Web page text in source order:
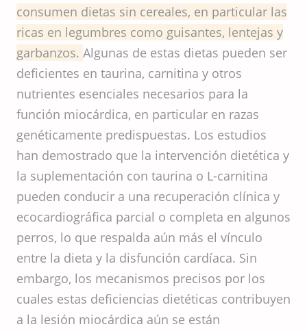
consumen dietas sin cereales, en particular las
ricas en legumbres como guisantes, lentejas y
garbanzos. Algunas de estas dietas pueden ser
deficientes en taurina, carnitina y otros
nutrientes esenciales necesarios para la
función miocárdica, en particular en razas
genéticamente predispuestas. Los estudios
han demostrado que la intervención dietética y
la suplementación con taurina o L-carnitina
pueden conducir a una recuperación clínica y
ecocardiográfica parcial o completa en algunos
perros, lo que respalda aún más el vínculo
entre la dieta y la disfunción cardíaca. Sin
embargo, los mecanismos precisos por los
cuales estas deficiencias dietéticas contribuyen
a la lesión miocárdica aún se están